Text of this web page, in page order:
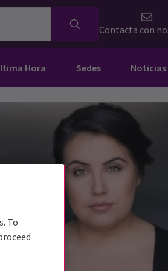
Contacta con
Hora Sedes Noticias
To